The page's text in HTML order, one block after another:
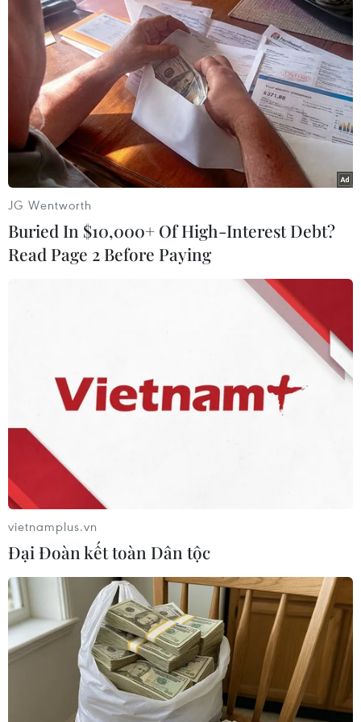
vực sản xuất điện còn khoảng 40 triệu tấn/năm,
góp phần quan trọng vào việc đáp ứng cam kết
của Việt Nam tại Hội nghị COP26 về phát thải
ròng bằng ”0” vào năm 2050,” đại diện Cục Điện
lực và Năng lượng tái tạo cho hay.
Về phía Bộ Kế hoạch và Đầu tư, Thứ trưởng
Nguyễn Thị Bích Ngọc nhấn mạnh chuyển dịch
năng lượng theo hướng xanh, bền vững là xu
thế tất yếu và không thể đảo ngược. Việt Nam,
một quốc gia đang phát triển, với nguồn lực còn
hạn chế đang có những bước đi thực sự trong
chuyển đổi cơ cấu năng lượng để hướng tới
mục tiêu phát thải ròng bằng 0 vào năm 2050.
Bên cạnh việc chuyển đổi từ năng lượng hóa
thạch sang năng lượng tái tạo, năng lượng sạch,
việc sử dụng năng lượng hiệu quả là cực kỳ
quan trọng trong chuyển dịch năng lượng theo
hướng xanh, bền vững. Theo đó, cần có các biện
pháp chủ động hơn nữa trong sử dụng năng
lượng hiệu quả trên phạm vi toàn quốc và cần
tăng cường năng lực tốt hơn cho địa phương về
vấn đề này.
Quá trình chuyển dịch năng lượng xanh, bền
vững của Việt Nam cần nhận được sự đồng
hành và hỗ trợ thỏa đáng từ các tổ chức quốc tế,
các đối tác phát triển và công ty/tập đoàn lớn
của thế giới.
“Lộ trình chuyển dịch năng lượng của Việt Nam
cần được tính toán kỹ lưỡng để đảm bảo an
ninh năng lượng quốc gia, đáp ứng yêu cầu
JG Wentworth
Buried In $10,000+ Of High-Interest Debt?
Read Page 2 Before Paying
vietnamplus.vn
Đại Đoàn kết toàn Dân tộc